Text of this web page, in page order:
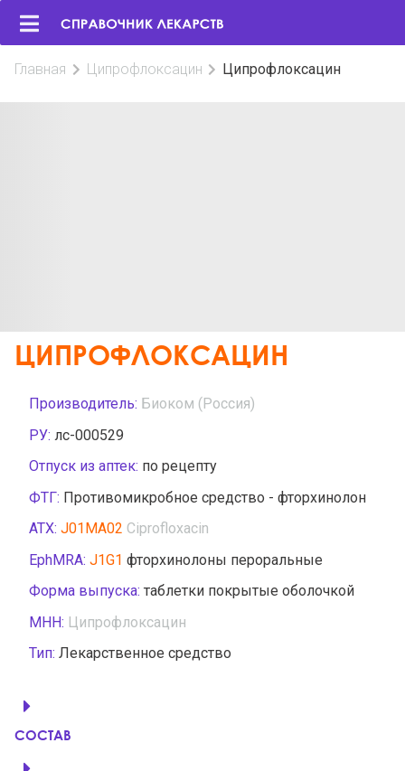
Главная Ципрофлоксацин Ципрофлоксацин
ЦИПРОФЛОКСАЦИН
Производитель: Биоком (Россия)
РУ: лс-000529
Отпуск из аптек: по рецепту
ФТГ: Противомикробное средство - фторхинолон
АТХ: J01MA02 Ciprofloxacin
EphMRA: J1G1 фторхинолоны пероральные
Форма выпуска: таблетки покрытые оболочкой
МНН: Ципрофлоксацин
Тип: Лекарственное средство
СОСТАВ